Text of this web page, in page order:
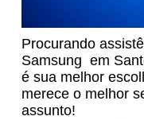
Procurando
Samsung em
é sua melhor
merece o melhor
assunto!